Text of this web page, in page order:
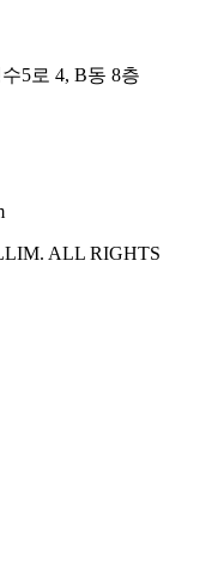
5로 4, B동 8층
ALL RIGHTS